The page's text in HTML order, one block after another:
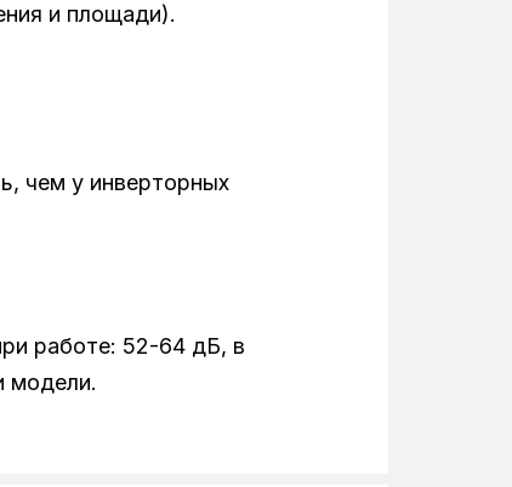
и площади).
чем у инверторных
работе: 52-64 дБ, в
модели.